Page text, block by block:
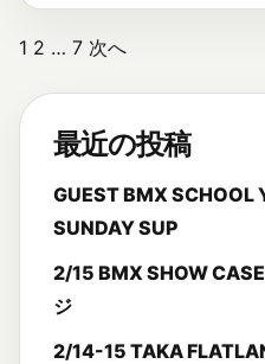
投
稿
の
ペ
ー
ジ
送
り
1 2 … 7 次へ
最近の投稿
GUEST BMX SCHOOL
SUNDAY SUP
2/15 BMX SHOW
ジ
2/14-15 TAKA